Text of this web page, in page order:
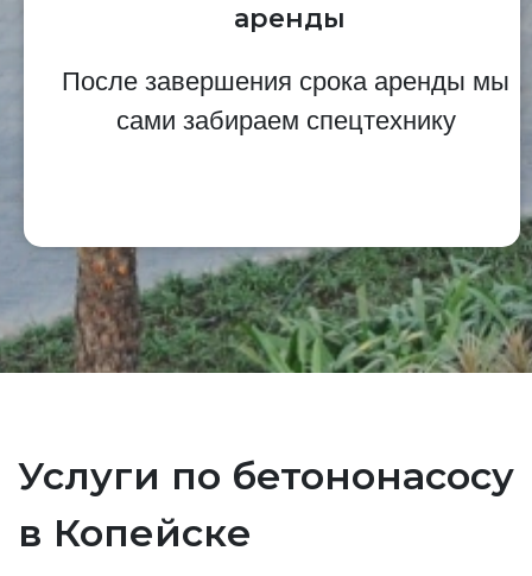
аренды
После завершения срока аренды мы
сами забираем спецтехнику
Услуги по бетононасосу
в Копейске